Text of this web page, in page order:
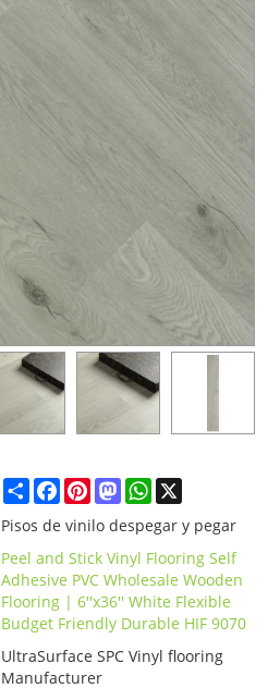
ShareFacebook
PinterestMastodonWhatsApp
X
Pisos de vinilo despegar y pegar
Peel and Stick Vinyl Flooring Self
Adhesive PVC Wholesale Wooden
Flooring | 6''x36'' White Flexible
Budget Friendly Durable HIF 9070
UltraSurface SPC Vinyl flooring
Manufacturer